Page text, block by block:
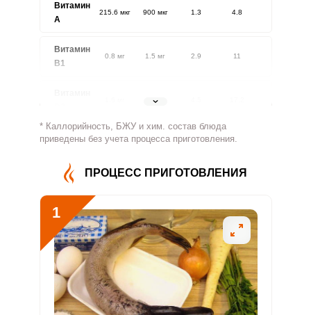
Витамин
A
215.6 мкг 900 мкг 1.3 4.8
Витамин
В1
0.8 мг 1.5 мг 2.9 11
1.8 мг
Витамин
495.7 мг 500 мг 5.2 19.8
Витамин
В5
Витамин
В6
1.5 мг 2 мг 3.9 14.8
Витамин
В9
70.8 мкг 0.9 3.5
Витамин
* Каллорийность, БЖУ и хим. состав блюда
приведены без учета процесса приготовления.
ПРОЦЕСС ПРИГОТОВЛЕНИЯ
1